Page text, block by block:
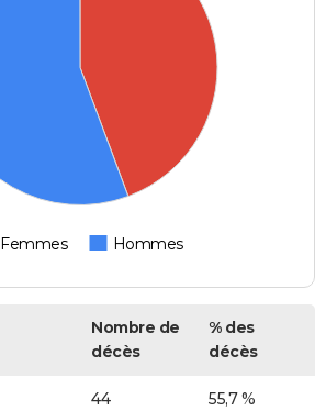
Femmes Hommes
Nombre de
décès
% des
décès
44 55,7 %